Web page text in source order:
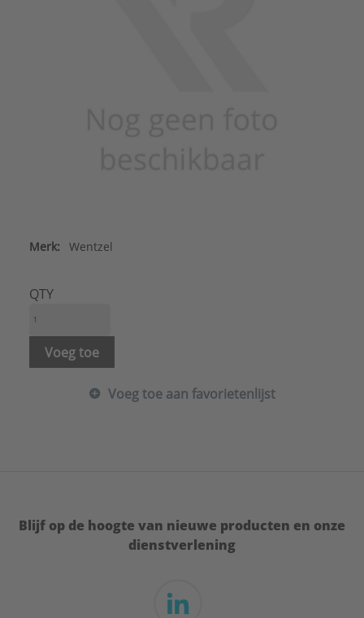
Merk: Wentzel
QTY
Voeg toe
Voeg toe aan favorietenlijst
Blijf op de hoogte van nieuwe producten en onze
dienstverlening